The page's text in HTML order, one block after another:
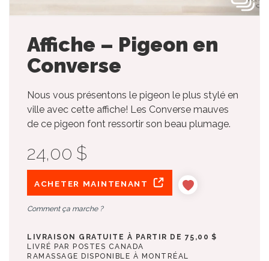
Affiche – Pigeon en
Converse
Nous vous présentons le pigeon le plus stylé en
ville avec cette affiche! Les Converse mauves
de ce pigeon font ressortir son beau plumage.
24,00 $
ACHETER MAINTENANT
Comment ça marche ?
LIVRAISON GRATUITE À PARTIR DE 75,00 $
LIVRÉ PAR POSTES CANADA
RAMASSAGE DISPONIBLE À MONTRÉAL